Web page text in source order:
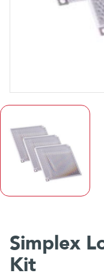
Simplex
Kit